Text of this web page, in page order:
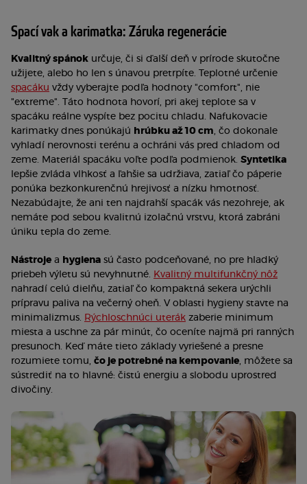
Spací vak a karimatka: Záruka regenerácie
Kvalitný spánok určuje, či si ďalší deň v prírode skutočne
užijete, alebo ho len s únavou pretrpíte. Teplotné určenie
spacáku vždy vyberajte podľa hodnoty "comfort", nie
"extreme". Táto hodnota hovorí, pri akej teplote sa v
spacáku reálne vyspíte bez pocitu chladu. Nafukovacie
karimatky dnes ponúkajú hrúbku až 10 cm, čo dokonale
vyhladí nerovnosti terénu a ochráni vás pred chladom od
zeme. Materiál spacáku voľte podľa podmienok. Syntetika
lepšie zvláda vlhkosť a ľahšie sa udržiava, zatiaľ čo páperie
ponúka bezkonkurenčnú hrejivosť a nízku hmotnosť.
Nezabúdajte, že ani ten najdrahší spacák vás nezohreje, ak
nemáte pod sebou kvalitnú izolačnú vrstvu, ktorá zabráni
úniku tepla do zeme.
Nástroje a hygiena sú často podceňované, no pre hladký
priebeh výletu sú nevyhnutné. Kvalitný multifunkčný nôž
nahradí celú dielňu, zatiaľ čo kompaktná sekera urýchli
prípravu paliva na večerný oheň. V oblasti hygieny stavte na
minimalizmus. Rýchloschnúci uterák zaberie minimum
miesta a uschne za pár minút, čo oceníte najmä pri ranných
presunoch. Keď máte tieto základy vyriešené a presne
rozumiete tomu, čo je potrebné na kempovanie, môžete sa
sústrediť na to hlavné: čistú energiu a slobodu uprostred
divočiny.